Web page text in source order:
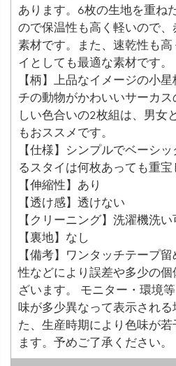
あります。6枚の生地を重ね
ので保温性も高く軽いので
素材です。また、速乾性も
イとしても最適な素材です。
【柄】上品なイメージの小
チの動物がかわいいサーカ
しい色合いの2枚組は、男女
もおススメです。
【仕様】シンプルでベーシ
るスタイは何枚あっても重宝
【伸縮性】あり
【透け感】透けない
【クリーニング】洗濯機洗い
【裏地】なし
【備考】ワンタッチテープ
性などにより誤差や多少の
ざいます。 モニター・環境
味が多少異なって表示される
た、生産時期により色味が
ます。予めご了承ください。